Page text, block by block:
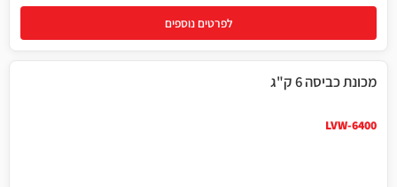
לפרטים נוספים
מכונת כביסה 6 ק"ג
LVW-6400